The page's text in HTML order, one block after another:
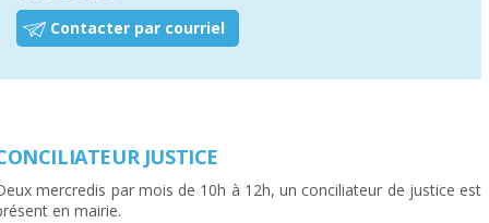
Contacter par courriel
JUSTICE
mercredis par mois de 10h à 12h, un conciliateur de justice est
en mairie.